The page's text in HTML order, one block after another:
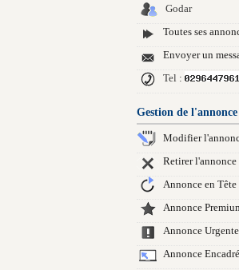
Godar
Toutes ses
Envoyer un
Tel :
Gestion de l'annonce
Modifier
Retirer l'annonce
Annonce en Tête
Annonce
Annonce Urgente
Annonce